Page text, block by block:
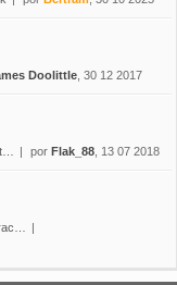
Doolittle , 30 12 2017
por Flak_88 , 13 07 2018